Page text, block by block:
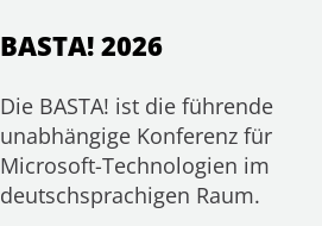
BASTA! 2026
Die BASTA! ist die führende
unabhängige Konferenz für
Microsoft-Technologien im
deutschsprachigen Raum.